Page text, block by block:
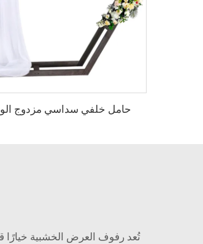
حامل خلفي سداسي مزدوج
تُعد رفوف العرض الخشبية خيارًا